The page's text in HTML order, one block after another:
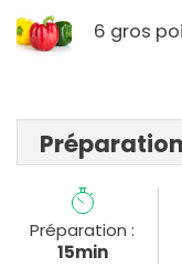
6 gros
Préparation
Préparation :
15min